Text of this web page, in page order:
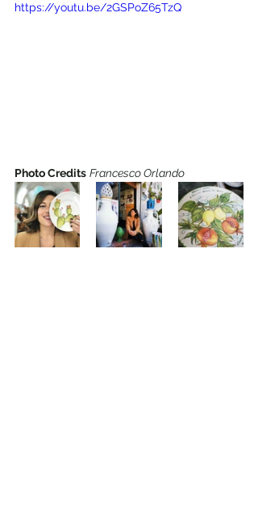
https://youtu.be/2GSPoZ65TzQ
Photo Credits Francesco Orlando